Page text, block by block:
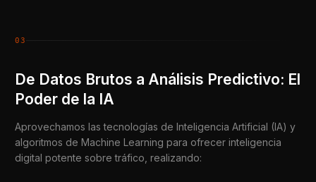
03
De Datos Brutos a Análisis Predictivo: El
Poder de la IA
Aprovechamos las tecnologías de Inteligencia Artificial (IA) y
algoritmos de Machine Learning para ofrecer inteligencia
digital potente sobre tráfico, realizando: